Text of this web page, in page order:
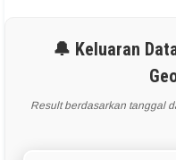
🔔 Keluaran
Result berdasarkan tanggal